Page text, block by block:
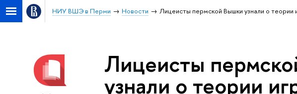
НИУ ВШЭ в Перми Новости Лицеисты пермской Вышки узнали о теории
Лицеисты
узнали о теории